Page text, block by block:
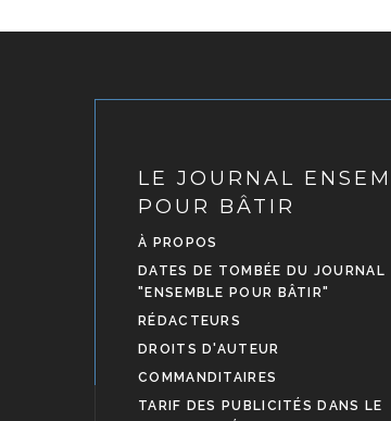
LE JOURNAL
POUR BÂTIR
À PROPOS
DATES DE TOMBÉE DU JOURNAL
"ENSEMBLE POUR BÂTIR"
RÉDACTEURS
DROITS D'AUTEUR
COMMANDITAIRES
TARIF DES PUBLICITÉS DANS LE